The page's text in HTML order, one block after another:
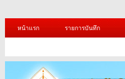
หน้าแรก รายการบันทึก